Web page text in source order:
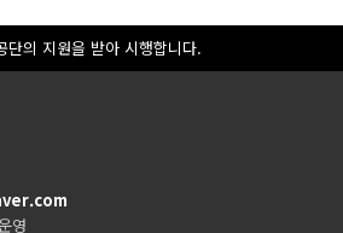
단의 지원을 받아 시행합니다.
영